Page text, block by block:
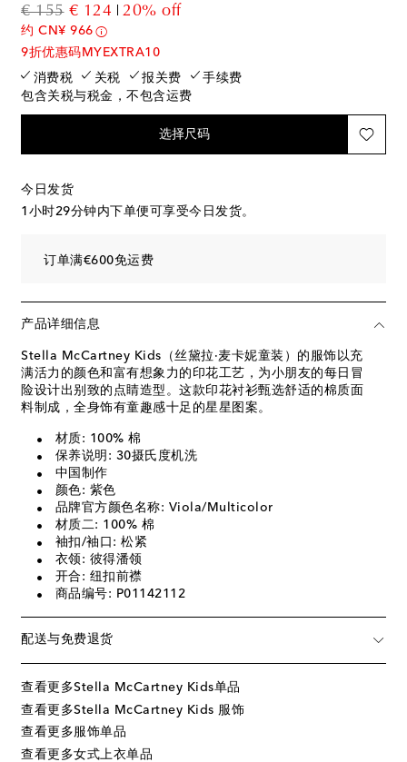
€ 155original price
€ 124discount price
20% off
约 CN¥ 966
9折优惠码MYEXTRA10
消费税
关税 报关费
手续费
包含关税与税金，不包含运费
选择尺码
今日发货
1小时29分钟内下单便可享受今日发货。
订单满€600免运费
产品详细信息
Stella McCartney Kids（丝黛拉·麦卡妮童装）的服饰以充
满活力的颜色和富有想象力的印花工艺，为小朋友的每日冒
险设计出别致的点睛造型。这款印花衬衫甄选舒适的棉质面
料制成，全身饰有童趣感十足的星星图案。
材质: 100% 棉
保养说明: 30摄氏度机洗
中国制作
颜色: 紫色
品牌官方颜色名称: Viola/Multicolor
材质二: 100% 棉
袖扣/袖口: 松紧
衣领: 彼得潘领
开合: 纽扣前襟
商品编号: P01142112
配送与免费退货
查看更多Stella McCartney Kids单品
查看更多Stella McCartney Kids 服饰
查看更多服饰单品
查看更多女式上衣单品